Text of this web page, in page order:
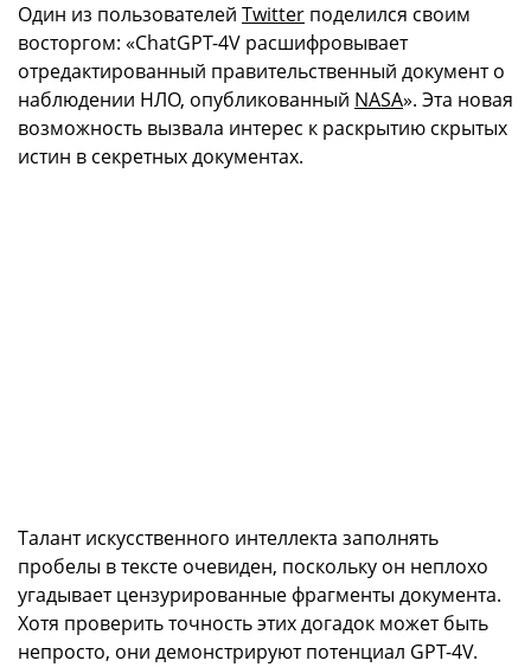
Один из пользователей Twitter поделился своим
восторгом: «ChatGPT-4V расшифровывает
отредактированный правительственный документ о
наблюдении НЛО, опубликованный NASA». Эта новая
возможность вызвала интерес к раскрытию скрытых
истин в секретных документах.
Талант искусственного интеллекта заполнять
пробелы в тексте очевиден, поскольку он неплохо
угадывает цензурированные фрагменты документа.
Хотя проверить точность этих догадок может быть
непросто, они демонстрируют потенциал GPT-4V.